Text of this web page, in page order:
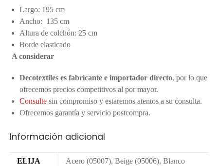
Largo: 195 cm
Ancho: 135 cm
Altura de colchón: 25 cm
Borde elasticado
A considerar
Decotextiles es fabricante e importador directo, por lo que
ofrecemos precios competitivos al por mayor.
Consulte sin compromiso y estaremos atentos a su consulta.
Ofrecemos garantía y servicio postcompra.
Información adicional
ELIJA
Acero (05007), Beige (05006), Blanco